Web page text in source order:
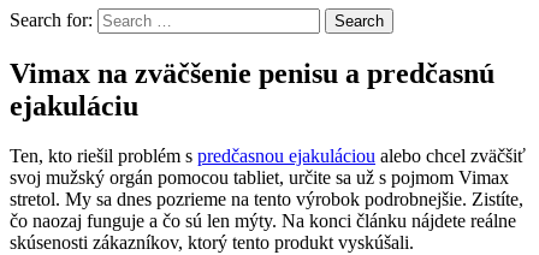
Search for:
Vimax na zväčšenie penisu a predčasnú
ejakuláciu
Ten, kto riešil problém s predčasnou ejakuláciou alebo chcel zväčšiť
svoj mužský orgán pomocou tabliet, určite sa už s pojmom Vimax
stretol. My sa dnes pozrieme na tento výrobok podrobnejšie. Zistíte,
čo naozaj funguje a čo sú len mýty. Na konci článku nájdete reálne
skúsenosti zákazníkov, ktorý tento produkt vyskúšali.